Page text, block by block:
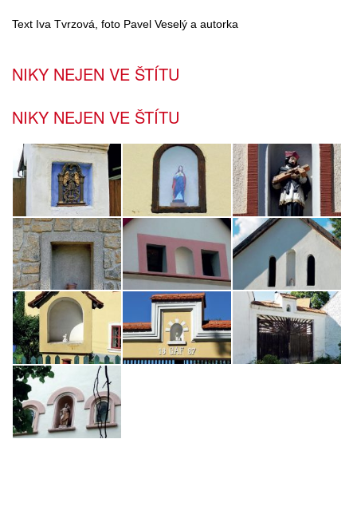
Text Iva Tvrzová, foto Pavel Veselý a autorka
NIKY NEJEN VE ŠTÍTU
NIKY NEJEN VE ŠTÍTU